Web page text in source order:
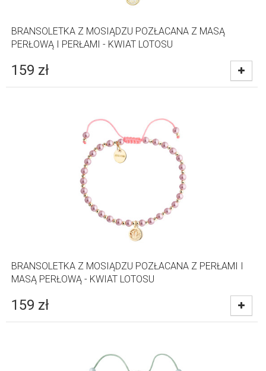
BRANSOLETKA Z MOSIĄDZU POZŁACANA Z MASĄ
PERŁOWĄ I PERŁAMI - KWIAT LOTOSU
159 zł
BRANSOLETKA Z MOSIĄDZU POZŁACANA Z PERŁAMI I
MASĄ PERŁOWĄ - KWIAT LOTOSU
159 zł